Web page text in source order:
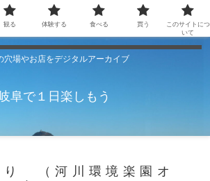
穴場やお店をデジタルアーカイブ
阜で１日楽しもう
り （河川環境楽園オ
観る 体験する 食べる 買う
このサイトにつ
いて